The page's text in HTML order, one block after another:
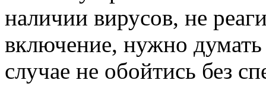
наличии вирусов, не
включение, нужно
случае не обойтись без